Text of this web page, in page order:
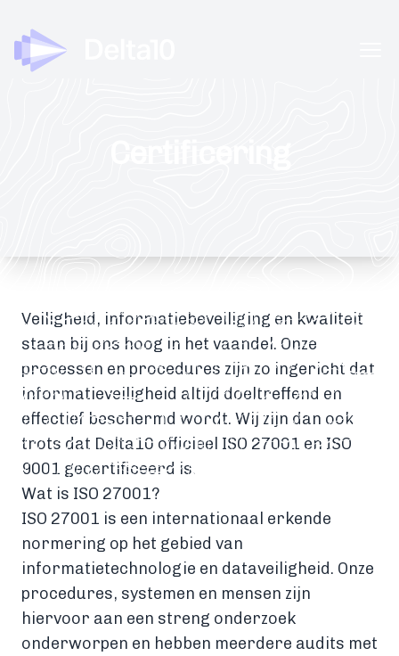
Delta10
Veiligheid, informatiebeveiliging en kwaliteit
staan bij ons hoog in het vaandel. Onze
processen en procedures zijn zo ingericht dat
informatieveiligheid altijd doeltreffend en
effectief beschermd wordt. Wij zijn dan ook
trots dat Delta10 officieel ISO 27001 en ISO
9001 gecertificeerd is.
Wat is ISO 27001?
ISO 27001 is een internationaal erkende
normering op het gebied van
informatietechnologie en dataveiligheid. Onze
procedures, systemen en mensen zijn
hiervoor aan een streng onderzoek
onderworpen en hebben meerdere audits met